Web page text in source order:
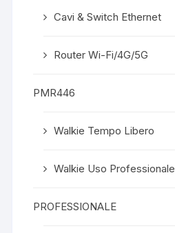
Cavi & Switch Ethernet
Router Wi-Fi/4G/5G
PMR446
Walkie Tempo Libero
Walkie Uso Professionale
PROFESSIONALE